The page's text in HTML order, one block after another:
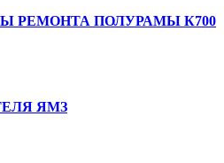
РЕМОНТА ПОЛУРАМЫ К700
ЯМЗ